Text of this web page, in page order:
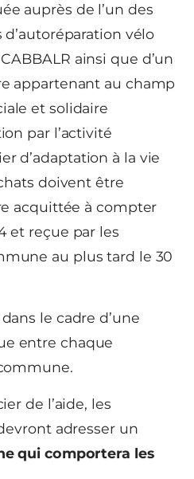
auprès de l’un des
vélo
ainsi que d’un
appartenant au champ
et solidaire
par l’activité
d’adaptation à la vie
doivent être
acquittée à compter
et reçue par les
au plus tard le 30
dans le cadre d’une
entre chaque
de l’aide, les
adresser un
qui comportera les